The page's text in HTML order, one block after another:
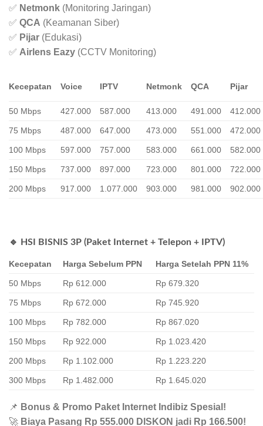
✅ Netmonk (Monitoring Jaringan)
✅ QCA (Keamanan Siber)
✅ Pijar (Edukasi)
✅ Airlens Eazy (CCTV Monitoring)
Kecepatan Voice IPTV Netmonk QCA Pijar
50 Mbps 427.000 587.000 413.000 491.000 412.000
75 Mbps 487.000 647.000 473.000 551.000 472.000
100 Mbps 597.000 757.000 583.000 661.000 582.000
150 Mbps 737.000 897.000 723.000 801.000 722.000
200 Mbps 917.000 1.077.000 903.000 981.000 902.000
🔹 HSI BISNIS 3P (Paket Internet + Telepon + IPTV)
Kecepatan Harga Sebelum PPN Harga Setelah PPN 11%
50 Mbps Rp 612.000 Rp 679.320
75 Mbps Rp 672.000 Rp 745.920
100 Mbps Rp 782.000 Rp 867.020
150 Mbps Rp 922.000 Rp 1.023.420
200 Mbps Rp 1.102.000 Rp 1.223.220
300 Mbps Rp 1.482.000 Rp 1.645.020
📌 Bonus & Promo Paket Internet Indibiz Spesial!
🚀 Biaya Pasang Rp 555.000 DISKON jadi Rp 166.500!